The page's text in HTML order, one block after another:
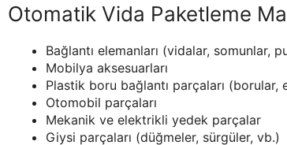
Otomatik Vida Paketleme
Bağlantı elemanları (vidalar, somunlar,
Mobilya aksesuarları
Plastik boru bağlantı parçaları (borular,
Otomobil parçaları
Mekanik ve elektrikli yedek parçalar
Giysi parçaları (düğmeler, sürgüler, vb.)